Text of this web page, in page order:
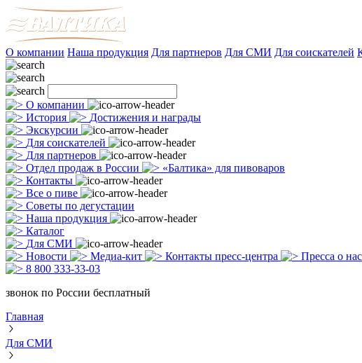
О компании Наша продукция Для партнеров Для СМИ Для соискателей
О компании
История
Достижения и награды
Экскурсии
Для соискателей
Для партнеров
Отдел продаж в России
«Балтика» для пивоваров
Контакты
Все о пиве
Советы по дегустации
Наша продукция
Каталог
Для СМИ
Новости
Медиа-кит Контакты пресс-центра
Пресса о нас
8 800 333-33-03
звонок по России бесплатный
Главная
Для СМИ